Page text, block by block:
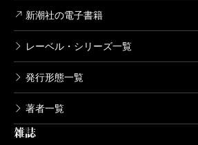
でも気に入ってもらえるよう、
凝らす必要がありました。その
は、カバーデザインです。
どうです、結構大胆なデザイン
の生き方、作風を一言で表現で
フレーズを、そのままカバーに
うと、スタッフ全員でうんうん
新潮社の電子書籍
レーベル・シリーズ一覧
発行形態一覧
著者一覧
雑誌